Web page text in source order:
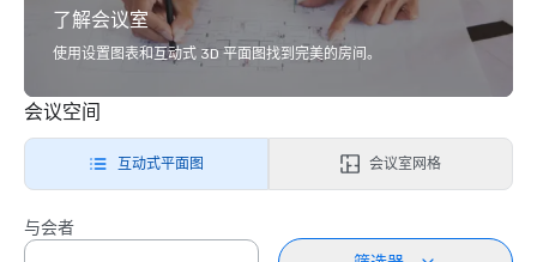
了解会议室
使用设置图表和互动式 3D 平面图找到完美的房间。
会议空间
互动式平面图 会议室网格
与会者